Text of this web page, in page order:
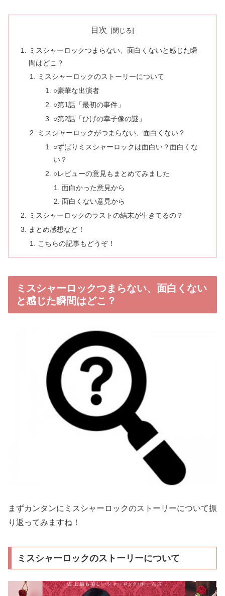
目次
ミスシャーロックつまらない、面白くないと感じた瞬
間はどこ？
ミスシャーロックのストーリーについて
○豪華な出演者
○第1話「最初の事件」
○第2話「ひげの幸子像の謎」
ミスシャーロックがつまらない、面白くない？
○ずばりミスシャーロックは面白い？面白くな
い？
○レビューの意見もまとめてみました
面白かった意見から
面白くない意見から
ミスシャーロックのラストの結末が生きてるの？
まとめ感想など！
こちらの記事もどうぞ！
ミスシャーロックつまらない、面白くない
と感じた瞬間はどこ？
まずカンタンにミスシャーロックのストーリーについて振
り返ってみますね！
ミスシャーロックのストーリーについて